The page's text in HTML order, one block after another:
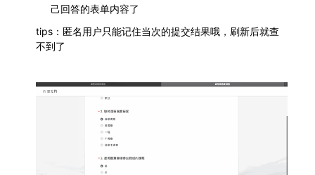
己回答的表单内容了
tips：匿名用户只能记住当次的提交结果哦，刷新后就查
不到了